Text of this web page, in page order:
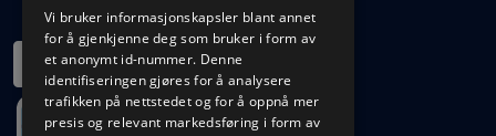
Vi bruker informasjonskapsler blant annet
for å gjenkjenne deg som bruker i form av
et anonymt id-nummer. Denne
identifiseringen gjøres for å analysere
trafikken på nettstedet og for å oppnå mer
presis og relevant markedsføring i form av